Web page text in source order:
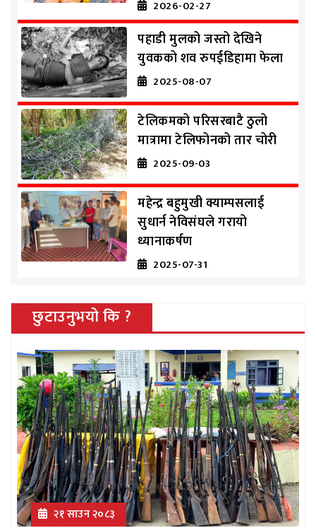
2026-02-27
पहाडी मुलको जस्तो देखिने
युवकको शव रुपईडिहामा फेला
2025-08-07
टेलिकमको परिसरबाटै ठुलो
मात्रामा टेलिफोनको तार चोरी
2025-09-03
महेन्द्र बहुमुखी क्याम्पसलाई
सुधार्न नेविसंघले गरायो
ध्यानाकर्षण
2025-07-31
छुटाउनुभयो कि ?
२१ साउन २०८३